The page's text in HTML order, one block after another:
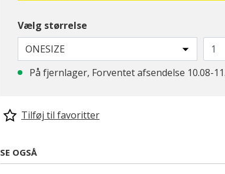
Vælg størrelse
ONESIZE
På fjernlager, Forventet afsendelse 10.08-
Tilføj til favoritter
SE OGSÅ